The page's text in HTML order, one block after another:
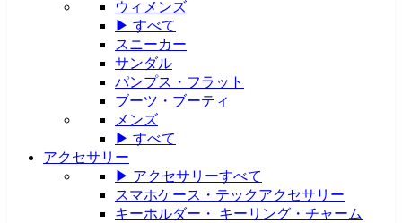
ウィメンズ
▶ すべて
スニーカー
サンダル
パンプス・フラット
ブーツ・ブーティ
メンズ
▶ すべて
アクセサリー
▶ アクセサリーすべて
スマホケース・テックアクセサリー
キーホルダー・ キーリング・チャーム